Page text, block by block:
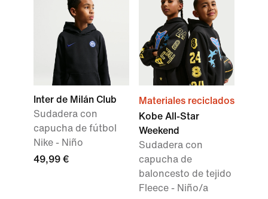
Inter de Milán Club
Sudadera con
capucha de fútbol
Nike - Niño
49,99 €
Materiales reciclados
Kobe All-Star
Weekend
Sudadera con
capucha de
baloncesto de tejido
Fleece - Niño/a